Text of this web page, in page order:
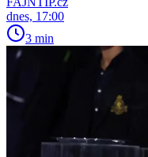
dnes, 17:00
3 min